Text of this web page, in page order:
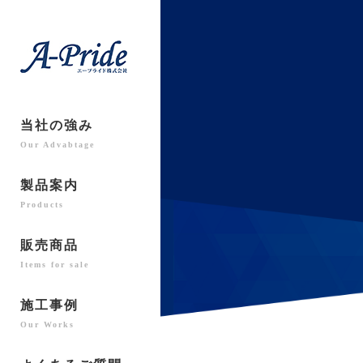
当社の強み
Our Advabtage
製品案内
Products
販売商品
Items for sale
施工事例
Our Works